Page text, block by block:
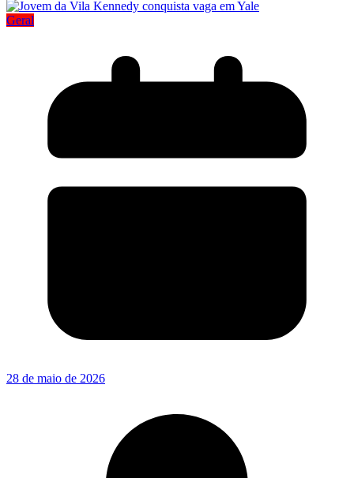
Geral
28 de maio de 2026